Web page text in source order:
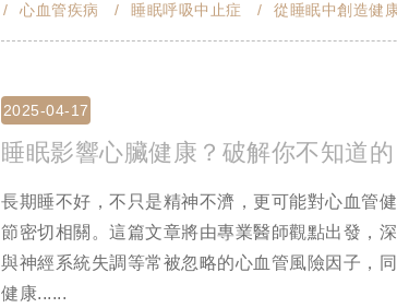
心血管疾病
睡眠呼吸中止症 從睡眠中創造健
2025-04-17
睡眠影響心臟健康？破解你不知道的
長期睡不好，不只是精神不濟，更可能對心血管
節密切相關。這篇文章將由專業醫師觀點出發，
與神經系統失調等常被忽略的心血管風險因子，
健康......